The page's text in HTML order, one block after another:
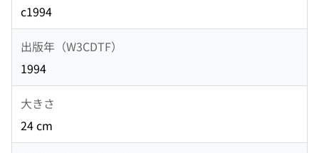
c1994
出版年（W3CDTF）
1994
大きさ
24 cm